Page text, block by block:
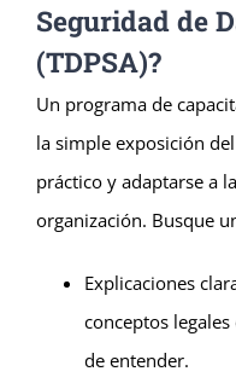
Seguridad de
(TDPSA)?
Un programa de
la simple exposición
práctico y adaptarse a
organización. Busque
Explicaciones
conceptos
de entender.